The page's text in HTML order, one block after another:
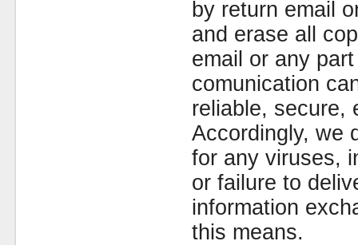
by return email
and erase all
email or any
comunication
reliable, secure,
Accordingly, we
for any viruses,
or failure to
information
this means.